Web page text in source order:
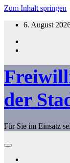
Zum Inhalt springen
6. August
der
Für Sie im Einsatz